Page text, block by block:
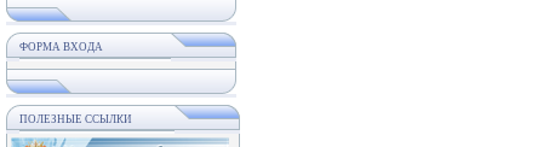
ФОРМА ВХОДА
ПОЛЕЗНЫЕ ССЫЛКИ